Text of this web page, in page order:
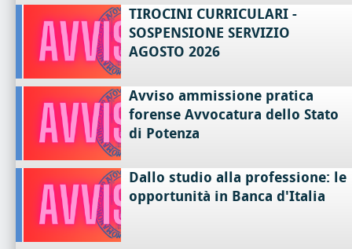
TIROCINI CURRICULARI -
SOSPENSIONE SERVIZIO
AGOSTO 2026
Avviso ammissione pratica
forense Avvocatura dello Stato
di Potenza
Dallo studio alla professione: le
opportunità in Banca d'Italia